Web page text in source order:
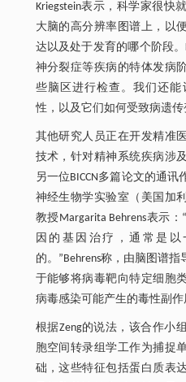
Kriegstein表示，科学家很快
大脑的高分辨率图谱上，以
达以及处于发育的哪个阶段
神分裂症等疾病的特体发病
些脑区进行检查。我们还
性，以及它们如何受致病遗传
其他研究人员正在开发精准
技术，针对精神系统疾病涉
另一位BICCN多篇论文的通
神经生物学实验室（美国加
教授Margarita Behrens表示
因的基因治疗，通常是
的。”Behrens称，由脑图谱
于能够将病毒靶向特定细胞
病毒感染可能产生的毒性副作
根据Zeng的说法，该合作小
胞空间转录组学工作为捕捉
础，这些特征包括蛋白质表